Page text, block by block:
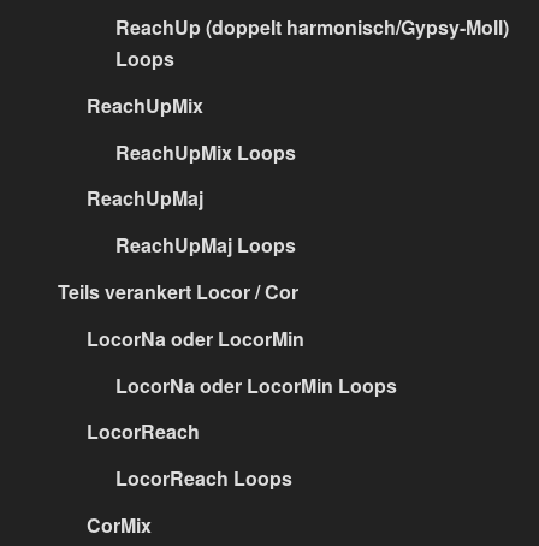
ReachUp (doppelt harmonisch/Gypsy-Moll)
Loops
ReachUpMix
ReachUpMix Loops
ReachUpMaj
ReachUpMaj Loops
Teils verankert Locor / Cor
LocorNa oder LocorMin
LocorNa oder LocorMin Loops
LocorReach
LocorReach Loops
CorMix